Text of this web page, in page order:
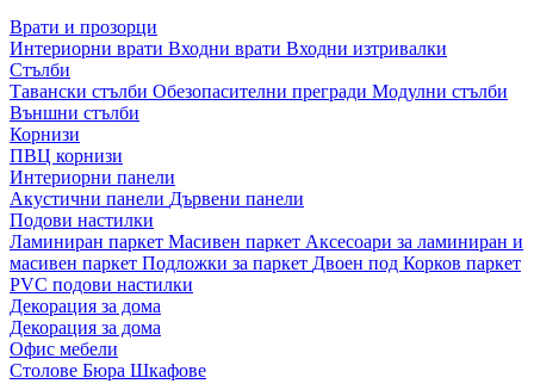
Врати и прозорци
Интериорни врати Входни врати Входни изтривалки
Стълби
Тавански стълби Обезопасителни прегради Модулни стълби
Външни стълби
Корнизи
ПВЦ корнизи
Интериорни панели
Акустични панели Дървени панели
Подови настилки
Ламиниран паркет Масивен паркет Аксесоари за ламиниран и
масивен паркет Подложки за паркет Двоен под Корков паркет
PVC подови настилки
Декорация за дома
Декорация за дома
Офис мебели
Столове Бюра Шкафове